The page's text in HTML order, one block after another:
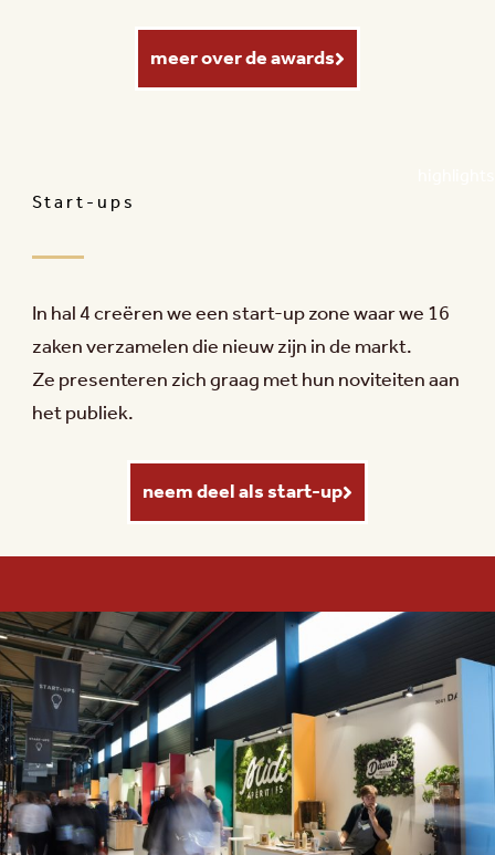
meer over de awards
Start-ups
In hal 4 creëren we een start-up zone waar we 16
zaken verzamelen die nieuw zijn in de markt.
Ze presenteren zich graag met hun noviteiten aan
het publiek.
neem deel als start-up